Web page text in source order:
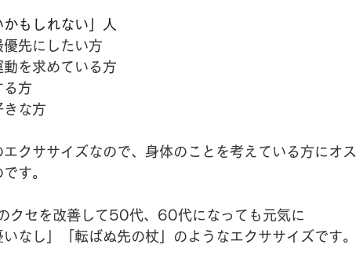
もしれない」人
先にしたい方
を求めている方
方
な方
クササイズなので、身体のことを考えている方にオス
す。
クセを改善して50代、60代になっても元気に
なし」「転ばぬ先の杖」のようなエクササイズです。